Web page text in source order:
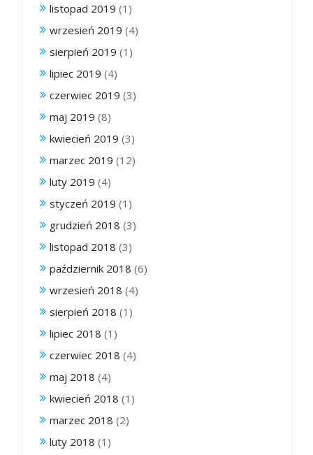
listopad 2019 (1)
wrzesień 2019 (4)
sierpień 2019 (1)
lipiec 2019 (4)
czerwiec 2019 (3)
maj 2019 (8)
kwiecień 2019 (3)
marzec 2019 (12)
luty 2019 (4)
styczeń 2019 (1)
grudzień 2018 (3)
listopad 2018 (3)
październik 2018 (6)
wrzesień 2018 (4)
sierpień 2018 (1)
lipiec 2018 (1)
czerwiec 2018 (4)
maj 2018 (4)
kwiecień 2018 (1)
marzec 2018 (2)
luty 2018 (1)